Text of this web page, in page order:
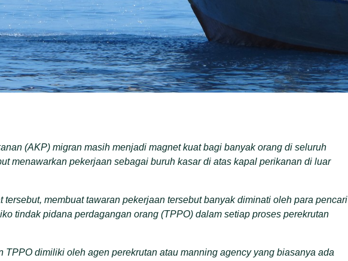
(AKP) migran masih menjadi magnet kuat bagi banyak orang di seluruh
menawarkan pekerjaan sebagai buruh kasar di atas kapal perikanan di luar
tersebut, membuat tawaran pekerjaan tersebut banyak diminati oleh para pencari
tindak pidana perdagangan orang (TPPO) dalam setiap proses perekrutan
TPPO dimiliki oleh agen perekrutan atau manning agency yang biasanya ada